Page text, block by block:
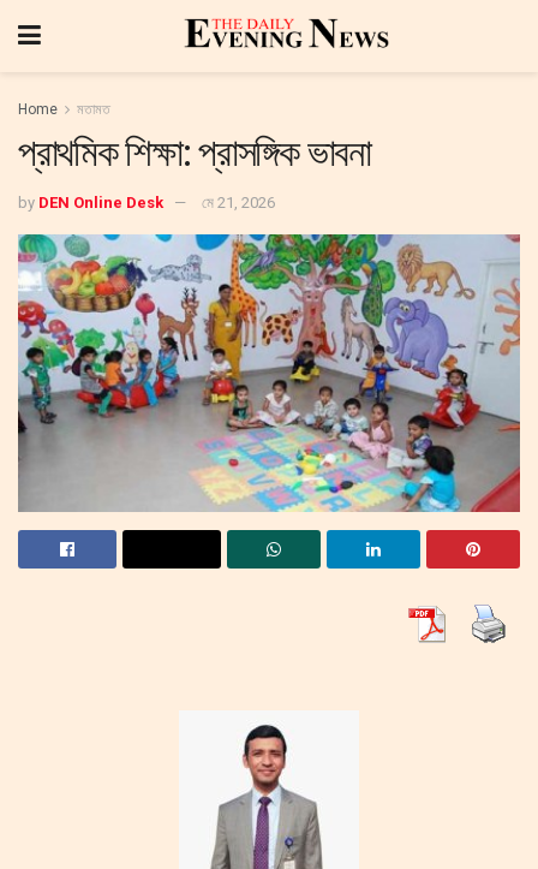
Home মতামত
প্রাথমিক শিক্ষা: প্রাসঙ্গিক ভাবনা
by DEN Online Desk মে 21, 2026